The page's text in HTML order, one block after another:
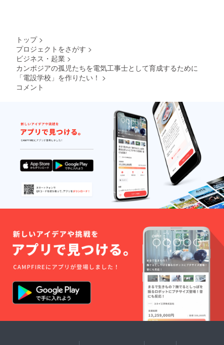
2022年
2月から
かねま
す。 ※
2022年
2月から
1年間で
す。
トップ >
プロジェクトをさがす >
ビジネス・起業 >
カンボジアの孤児たちを電気工事士として育成するために
「電設学校」を作りたい！ >
コメント